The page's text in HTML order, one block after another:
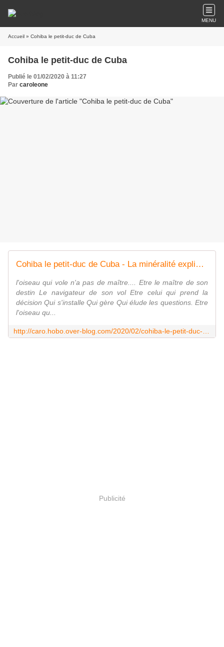
MENU
Accueil » Cohiba le petit-duc de Cuba
Cohiba le petit-duc de Cuba
Publié le 01/02/2020 à 11:27
Par caroleone
Cohiba le petit-duc de Cuba - La minéralité expliquée aux cailloux
l'oiseau qui vole n'a pas de maître.... Etre le maître de son
destin Le navigateur de son vol Etre celui qui prend la
décision Qui s'installe Qui gère Qui élude les questions. Etre
l'oiseau qu...
Publicité